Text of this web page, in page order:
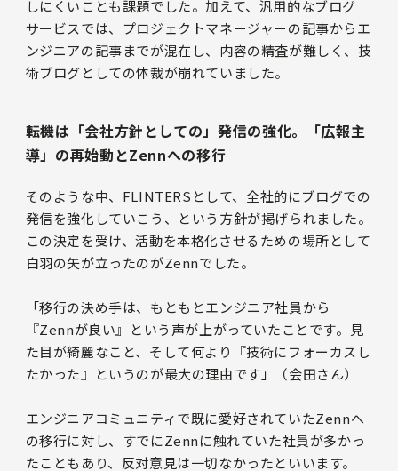
しにくいことも課題でした。加えて、汎用的なブログ
サービスでは、プロジェクトマネージャーの記事からエ
ンジニアの記事までが混在し、内容の精査が難しく、技
術ブログとしての体裁が崩れていました。
転機は「会社方針としての」発信の強化。「広報主
導」の再始動とZennへの移行
そのような中、FLINTERSとして、全社的にブログでの
発信を強化していこう、という方針が掲げられました。
この決定を受け、活動を本格化させるための場所として
白羽の矢が立ったのがZennでした。
「移行の決め手は、もともとエンジニア社員から
『Zennが良い』という声が上がっていたことです。見
た目が綺麗なこと、そして何より『技術にフォーカスし
たかった』というのが最大の理由です」（会田さん）
エンジニアコミュニティで既に愛好されていたZennへ
の移行に対し、すでにZennに触れていた社員が多かっ
たこともあり、反対意見は一切なかったといいます。